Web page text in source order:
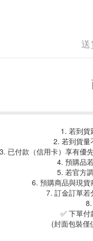
送
1. 若到貨
2. 若到貨量
3. 已付款（信用卡）享有優
4. 預購品
5. 若官方
6. 預購商品與現貨
7. 訂金訂單若
✅ 下單付
(封面包裝僅